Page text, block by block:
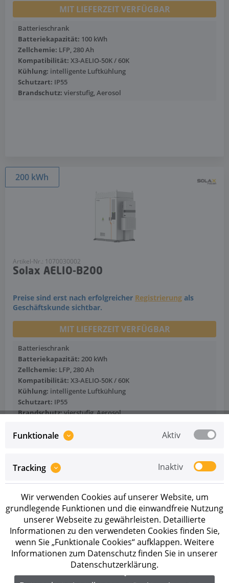
MIT LIEFERZEIT VERFÜGBAR
Batterieschrank
Batteriekapazität: 100 kWh
Zellchemie: LFP, 280 Ah
Kompatibilität: X3-AELIO-50K / 60K
Kühlung: intelligente Luftkühlung
Schutzart: IP55
Brandschutz: vierstufig, Aerosol
200 kWh
Artikel-Nr.: 1070030002
Solax AELIO-B200
Preise sind erst nach erfolgreicher Registrierung als
Geschäftskunde sichtbar.
MIT LIEFERZEIT VERFÜGBAR
Batterieschrank
Batteriekapazität: 200 kWh
Zellchemie: LFP, 280 Ah
Kompatibilität: X3-AELIO-50K / 60K
Kühlung: intelligente Luftkühlung
Schutzart: IP55
Brandschutz:vierstufig, Aerosol
50 kW
Artikel-Nr.: 1080020009
Funktionale Aktiv
Tracking Inaktiv
Wir verwenden Cookies auf unserer Website, um
grundlegende Funktionen und die einwandfreie Nutzung
unserer Webseite zu gewährleisten. Detaillierte
Informationen zu den verwendeten Cookies finden Sie,
wenn Sie „Funktionale Cookies“ aufklappen. Weitere
Informationen zum Datenschutz finden Sie in unserer
Datenschutzerklärung.